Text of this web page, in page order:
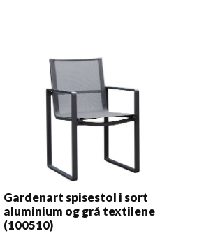
Gardenart spisestol i sort
aluminium og grå textilene
(100510)